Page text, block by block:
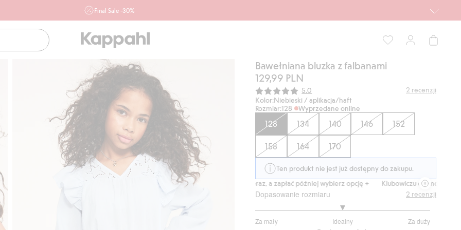
Final Sale -30%
ofertę, również z działu outlet do 10.8 w sklepach Kappahl i
Newbie oraz na kappahl.com. Ofert nie łączymy
Mężczyzna
Newbie
Bawełniana bluzka z falbanami
129,99 PLN
Średnia ocena:
5.0 2 recenzji
Kolor:Niebieski / aplikacja/haft
Rozmiar:128 Wyprzedane online
128 134 140 146 152
158 164 170
Ten produkt nie jest już dostępny do zakupu.
Klubowiczu darmowa dostawa od 150 zł
Kup teraz, a zapłać później wybierz opcję + Klubowiczu darmowa dostawa
Dopasowanie rozmiaru
Za mały Idealny Za duży
na
2 recenzji